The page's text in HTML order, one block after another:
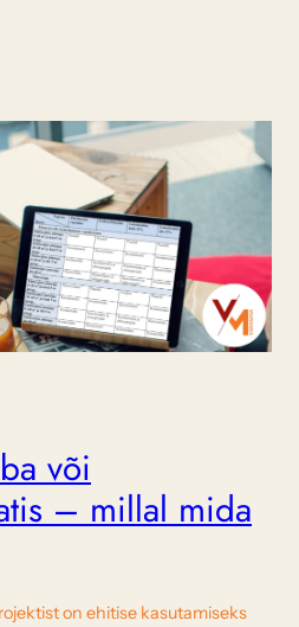
või
– millal mida
on ehitise kasutamiseks